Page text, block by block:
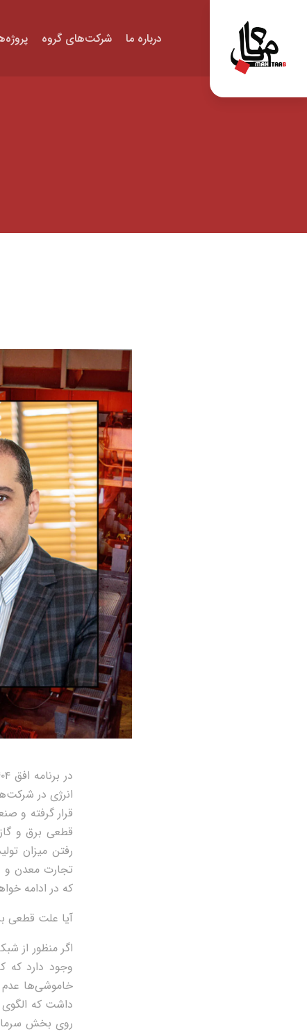
درباره ما شرکت‌های گروه
انرژی در
قرار گرفته و
قطعی برق و
رفتن میزان
تجارت معدن و
که در ادامه
آیا علت قطعی
اگر منظور از
وجود دارد که
خاموشی‌ها عدم
داشت که
روی بخش